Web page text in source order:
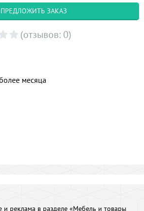
ПРЕДЛОЖИТЬ ЗАКАЗ
(отзывов: 0)
месяца
и реклама в разделе «Мебель и товары